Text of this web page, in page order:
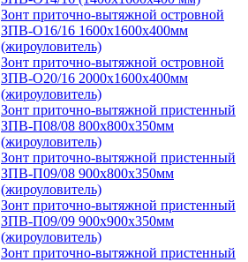
Зонт приточно-вытяжной островной
ЗПВ-О16/16 1600х1600х400мм
(жироуловитель)
Зонт приточно-вытяжной островной
ЗПВ-О20/16 2000х1600х400мм
(жироуловитель)
Зонт приточно-вытяжной пристенный
ЗПВ-П08/08 800х800х350мм
(жироуловитель)
Зонт приточно-вытяжной пристенный
ЗПВ-П09/08 900х800х350мм
(жироуловитель)
Зонт приточно-вытяжной пристенный
ЗПВ-П09/09 900х900х350мм
(жироуловитель)
Зонт приточно-вытяжной пристенный